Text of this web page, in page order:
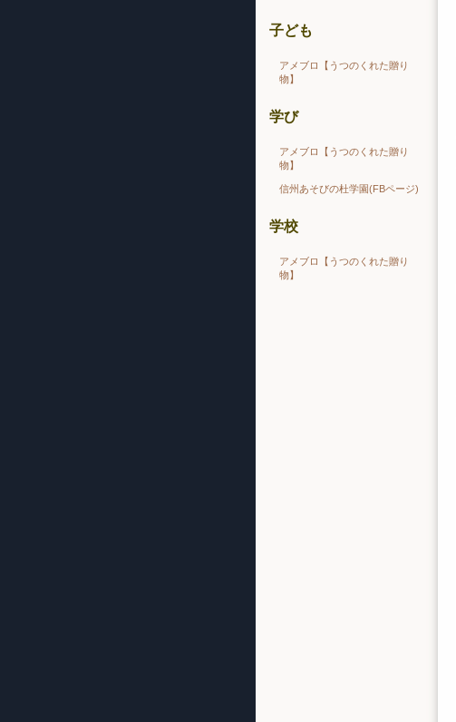
子ども
アメブロ【うつのくれた贈り
物】
学び
アメブロ【うつのくれた贈り
物】
信州あそびの杜学園(FBページ)
学校
アメブロ【うつのくれた贈り
物】